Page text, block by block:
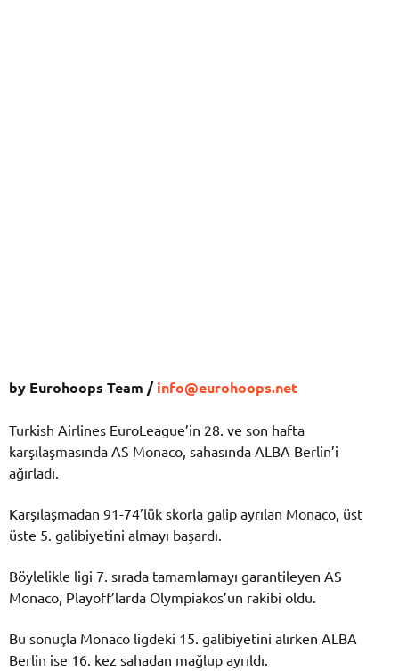
by Eurohoops Team /info@eurohoops.net
Turkish Airlines EuroLeague’in 28. ve son hafta
karşılaşmasında AS Monaco, sahasında ALBA Berlin’i
ağırladı.
Karşılaşmadan 91-74’lük skorla galip ayrılan Monaco, üst
üste 5. galibiyetini almayı başardı.
Böylelikle ligi 7. sırada tamamlamayı garantileyen AS
Monaco, Playoff’larda Olympiakos’un rakibi oldu.
Bu sonuçla Monaco ligdeki 15. galibiyetini alırken ALBA
Berlin ise 16. kez sahadan mağlup ayrıldı.